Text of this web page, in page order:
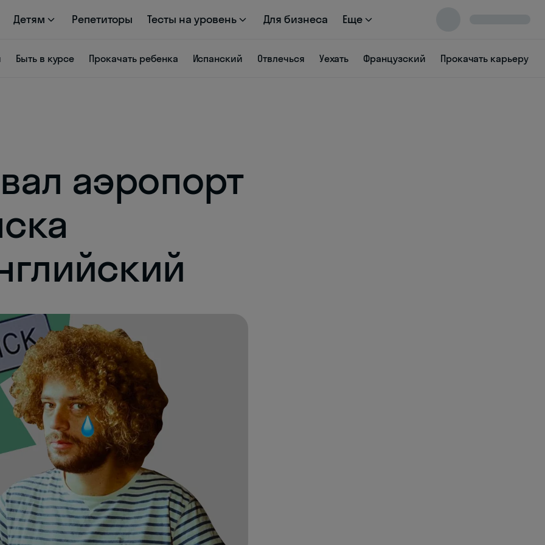
Детям Репетиторы Тесты на уровень Для бизнеса Еще
Быть в курсе Прокачать ребенка Испанский Отвлечься Уехать Французский Прокачать карьеру
аэропорт